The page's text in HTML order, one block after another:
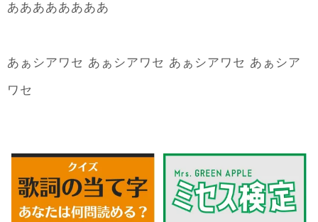
ああああああああ
あぁシアワセ あぁシアワセ あぁシアワセ あぁシア
ワセ